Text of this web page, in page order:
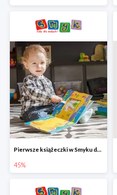
Pierwsze książeczki w Smyku do -45%
45%